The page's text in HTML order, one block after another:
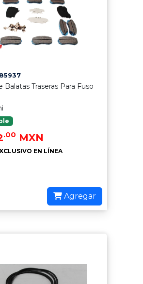
Balatas Traseras Para Fuso
.00 MXN
EN LÍNEA
Agregar